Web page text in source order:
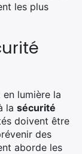
les plus
lumière la
la sécurité
doivent être
des
aborde les